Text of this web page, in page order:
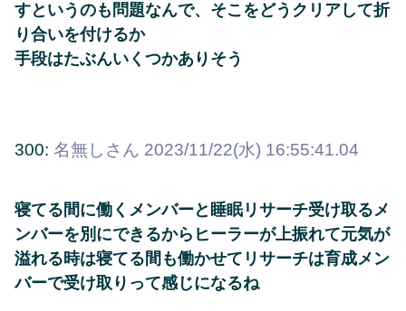
すというのも問題なんで、そこをどうクリアして折
り合いを付けるか
手段はたぶんいくつかありそう
300: 名無しさん 2023/11/22(水) 16:55:41.04
寝てる間に働くメンバーと睡眠リサーチ受け取るメ
ンバーを別にできるからヒーラーが上振れて元気が
溢れる時は寝てる間も働かせてリサーチは育成メン
バーで受け取りって感じになるね